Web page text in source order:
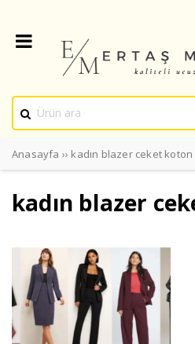
Anasayfa ›› kadın blazer ceket koton
kadın blazer